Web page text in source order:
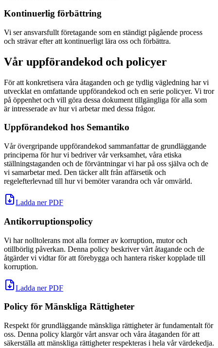
Kontinuerlig förbättring
Vi ser ansvarsfullt företagande som en ständigt pågående process
och strävar efter att kontinuerligt lära oss och förbättra.
Vår uppförandekod och policyer
För att konkretisera våra åtaganden och ge tydlig vägledning har vi
utvecklat en omfattande uppförandekod och en serie policyer. Vi tror
på öppenhet och vill göra dessa dokument tillgängliga för alla som
är intresserade av hur vi arbetar med dessa frågor.
Uppförandekod hos Semantiko
Vår övergripande uppförandekod sammanfattar de grundläggande
principerna för hur vi bedriver vår verksamhet, våra etiska
ställningstaganden och de förväntningar vi har på oss själva och de
vi samarbetar med. Den täcker allt från affärsetik och
regelefterlevnad till hur vi bemöter varandra och vår omvärld.
Ladda ner PDF
Antikorruptionspolicy
Vi har nolltolerans mot alla former av korruption, mutor och
otillbörlig påverkan. Denna policy beskriver vårt åtagande och de
åtgärder vi vidtar för att förebygga och hantera risker kopplade till
korruption.
Ladda ner PDF
Policy för Mänskliga Rättigheter
Respekt för grundläggande mänskliga rättigheter är fundamentalt för
oss. Denna policy klargör vårt ansvar och våra åtaganden för att
säkerställa att mänskliga rättigheter respekteras i hela vår värdekedja.